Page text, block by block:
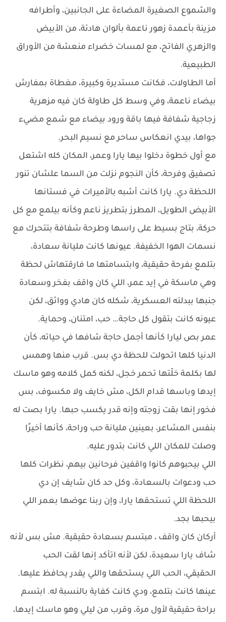
والشموع الصغيرة المضاءة على الجانبين، وأطرافه
مزينة بأعمدة زهور ناعمة بألوان هادئة، من الأبيض
والزهري الفاتح، مع لمسات خضراء منعشة من الأوراق
الطبيعية.
أما الطاولات، فكانت مستديرة وكبيرة، مغطاة بمفارش
بيضاء ناعمة، وفي وسط كل طاولة كان فيه مزهرية
زجاجية شفافة فيها باقة ورود بيضاء مع شمع مضيء
جواها، بيدي انعكاس ساحر مع نسيم البحر.
مع أول خطوة دخلوا بيها يارا وعمر، المكان كله اشتعل
تصفيق وفرحة، كأن النجوم نزلت من السما علشان تنور
اللحظة دي. يارا كانت أشبه بالأميرات في فستانها
الأبيض الطويل، المطرز بتطريز ناعم وكأنه بيلمع مع كل
حركة، بتاج بسيط على راسها وطرحة شفافة بتتحرك مع
نسمات الهوا الخفيفة. عيونها كانت مليانة سعادة،
بتلمع بفرحة حقيقية، وابتسامتها ما فارقتهاش لحظة
وهي ماسكة في إيد عمر، اللي كان واقف بفخر وسعادة
جنبها ببدلته العسكرية، شكله كان هادي وواثق، لكن
عيونه كانت بتقول كل حاجة… حب، امتنان، وحماية.
عمر بص ليارا كأنها أجمل حاجة شافها في حياته، كأن
الدنيا كلها اتحولت للحظة دي بس. قرب منها وهمس
لها بكلمة خلّتها تحمر خجل، لكنه كمل كلامه وهو ماسك
إيدها وباسها قدام الكل، مش خايف ولا مكسوف، بس
فخور إنها بقت زوجته وإنه قدر يكسب حبها. يارا بصت له
بنفس المشاعر، بعينين مليانة حب وراحة، كأنها أخيرًا
وصلت للمكان اللي كانت بتدور عليه.
اللي بيحبوهم كانوا واقفين فرحانين بيهم، نظرات كلها
حب ودعوات بالسعادة، وكل حد كان شايف إن دي
اللحظة اللي تستحقها يارا، وإن ربنا عوضها بعمر اللي
بيحبها بجد.
أركان كان واقف ، مبتسم بسعادة حقيقية. مش بس لأنه
شاف يارا سعيدة، لكن لأنه اتأكد إنها لقت الحب
الحقيقي، الحب اللي يستحقها واللي يقدر يحافظ عليها.
عينها كانت بتلمع، ودي كانت كفاية بالنسبة له. ابتسم
براحة حقيقية لأول مرة، وقرب من ليلي وهو ماسك إيدها،